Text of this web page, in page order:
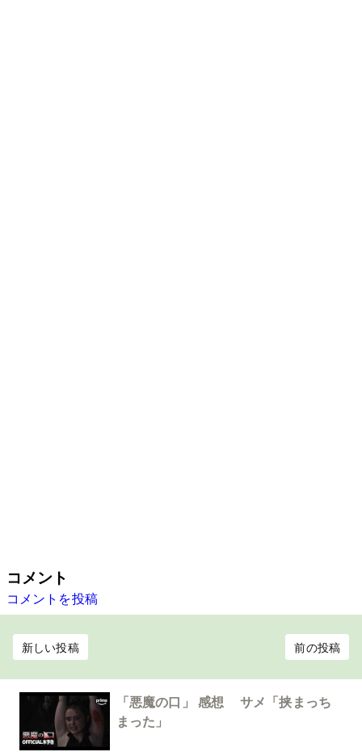
コメント
コメントを投稿
新しい投稿 前の投稿
「悪魔の口」 感想 サメ「挟まっち
まった」